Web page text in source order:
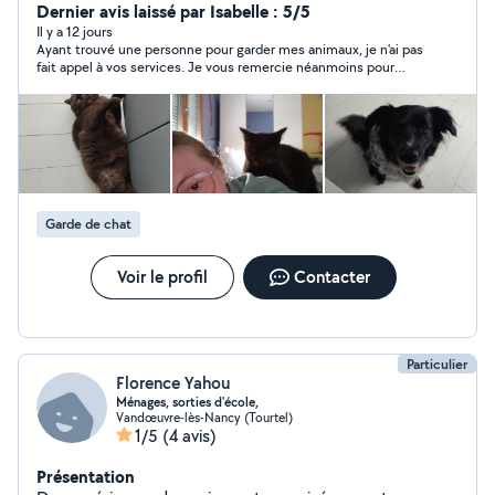
services notamment pour la garde d'animaux et l'aide à
la personne, mais je reste ouverte à d'autres demandes
selon vos besoins. N'hésitez pas à me contacter.
Dernier avis laissé par Isabelle : 5/5
Il y a 12 jours
Ayant trouvé une personne pour garder mes animaux, je n'ai pas
fait appel à vos services. Je vous remercie néanmoins pour
Garde de chat
Voir le profil Contacter
Particulier
Florence Yahou
Ménages, sorties d'école,
Vandœuvre-lès-Nancy (Tourtel)
1/5 (4 avis)
Présentation